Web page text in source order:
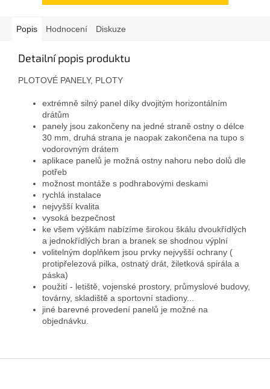
Popis Hodnocení Diskuze
Detailní popis produktu
PLOTOVÉ PANELY, PLOTY
extrémně silný panel díky dvojitým horizontálním
drátům
panely jsou zakončeny na jedné straně ostny o délce
30 mm, druhá strana je naopak zakončena na tupo s
vodorovným drátem
aplikace panelů je možná ostny nahoru nebo dolů dle
potřeb
možnost montáže s podhrabovými deskami
rychlá instalace
nejvyšší kvalita
vysoká bezpečnost
ke všem výškám nabízíme širokou škálu dvoukřídlých
a jednokřídlých bran a branek se shodnou výplní
volitelným doplňkem jsou prvky nejvyšší ochrany (
protipřelezová pilka, ostnatý drát, žiletková spirála a
páska)
použití - letiště, vojenské prostory, průmyslové budovy,
továrny, skladiště a sportovní stadiony...
jiné barevné provedení panelů je možné na
objednávku.